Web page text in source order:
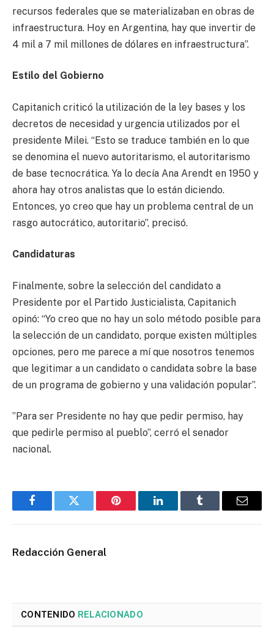
recursos federales que se materializaban en obras de
infraestructura. Hoy en Argentina, hay que invertir de
4 mil a 7 mil millones de dólares en infraestructura”.
Estilo del Gobierno
Capitanich criticó la utilización de la ley bases y los
decretos de necesidad y urgencia utilizados por el
presidente Milei. “Esto se traduce también en lo que
se denomina el nuevo autoritarismo, el autoritarismo
de base tecnocrática. Ya lo decía Ana Arendt en 1950 y
ahora hay otros analistas que lo están diciendo.
Entonces, yo creo que hay un problema central de un
rasgo autocrático, autoritario”, precisó.
Candidaturas
Finalmente, sobre la selección del candidato a
Presidente por el Partido Justicialista, Capitanich
opinó: “Yo creo que no hay un solo método posible para
la selección de un candidato, porque existen múltiples
opciones, pero me parece a mí que nosotros tenemos
que legitimar a un candidato o candidata sobre la base
de un programa de gobierno y una validación popular”.
”Para ser Presidente no hay que pedir permiso, hay
que pedirle permiso al pueblo”, cerró el senador
nacional.
FacebookTwitter Pinterest LinkedInTumblr Email
Redacción General
CONTENIDO RELACIONADO